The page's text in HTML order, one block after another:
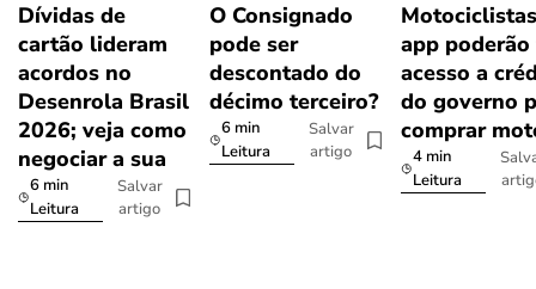
Dívidas de
cartão lideram
acordos no
Desenrola Brasil
2026; veja como
negociar a sua
6 min
Leitura
Salvar
artigo
O Consignado
pode ser
descontado do
décimo terceiro?
6 min
Leitura
Salvar
artigo
app
acesso a
do governo
comprar
4 min
Leitura